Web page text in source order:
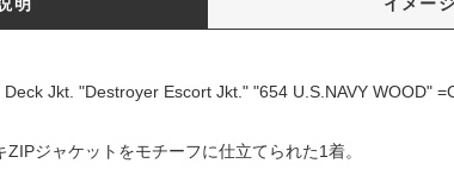
Jkt. "Destroyer Escort Jkt." "654 U.S.NAVY WOOD"
ZIPジャケットをモチーフに仕立てられた1着。